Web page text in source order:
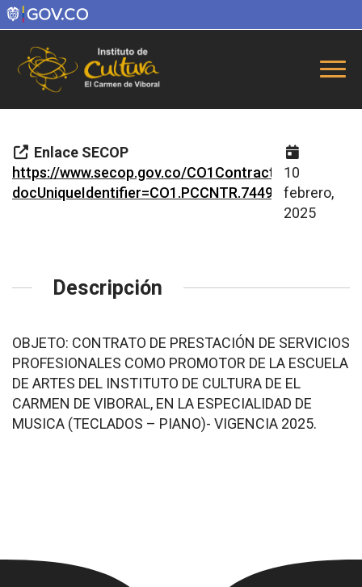
Enlace SECOP
https://www.secop.gov.co/
10
febrero,
2025
Descripción
OBJETO: CONTRATO DE PRESTACIÓN DE SERVICIOS
PROFESIONALES COMO PROMOTOR DE LA ESCUELA
DE ARTES DEL INSTITUTO DE CULTURA DE EL
CARMEN DE VIBORAL, EN LA ESPECIALIDAD DE
MUSICA (TECLADOS – PIANO)- VIGENCIA 2025.